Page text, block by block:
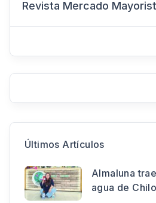
Revista Mercado
Últimos Artículos
Almaluna
agua de